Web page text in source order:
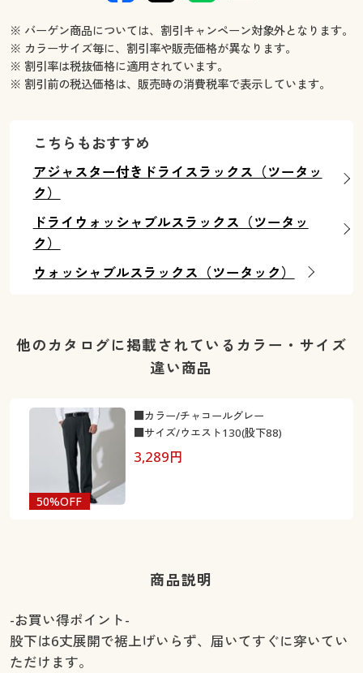
※ バーゲン商品については、割引キャンペーン対象外となります。
※ カラーサイズ毎に、割引率や販売価格が異なります。
※ 割引率は税抜価格に適用されています。
※ 割引前の税込価格は、販売時の消費税率で表示しています。
こちらもおすすめ
アジャスター付きドライスラックス（ツータッ
ク）
ドライウォッシャブルスラックス（ツータッ
ク）
ウォッシャブルスラックス（ツータック）
他のカタログに掲載されているカラー・サイズ
違い商品
50%OFF
3,289円
■カラー/チャコールグレー
■サイズ/ウエスト130(股下88)
商品説明
-お買い得ポイント-
股下は6丈展開で裾上げいらず、届いてすぐに穿いてい
ただけます。